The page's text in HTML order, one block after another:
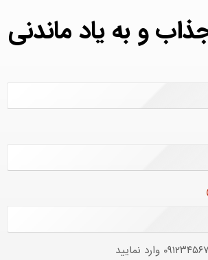
و به یاد ماندنی